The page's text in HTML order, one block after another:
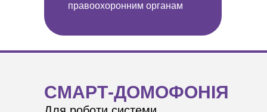
правоохоронним органам
СМАРТ-ДОМОФОНІЯ